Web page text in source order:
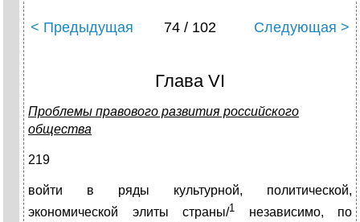
< Предыдущая 74 / 102 Следующая >
Глава VI
Проблемы правового развития российского
общества
219
войти в ряды культурной, политической,
экономической элиты страны/1 независимо, по